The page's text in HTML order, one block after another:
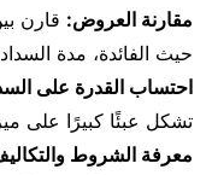
مقارنة العروض: قارن
حيث الفائدة، مدة
احتساب القدرة على
تشكل عبئًا كبيرًا على
معرفة الشروط